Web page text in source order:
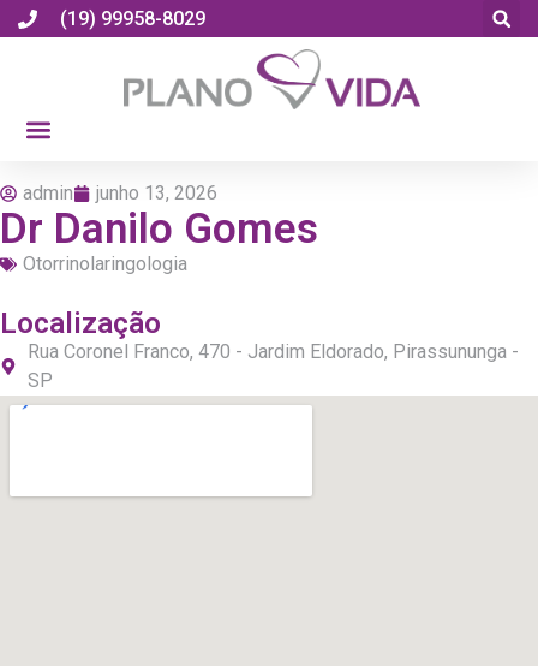
(19) 99958-8029
admin junho 13, 2026
Dr Danilo Gomes
Otorrinolaringologia
Localização
Rua Coronel Franco, 470 - Jardim Eldorado, Pirassununga -
SP